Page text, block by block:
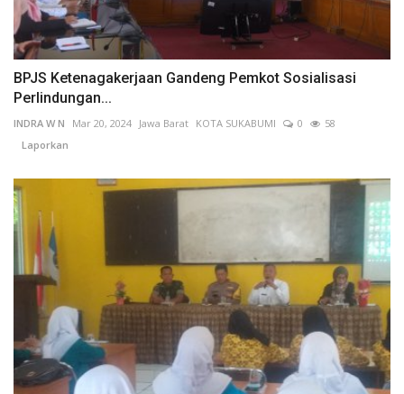
BPJS Ketenagakerjaan Gandeng Pemkot Sosialisasi
Perlindungan...
INDRA W N Mar 20, 2024 Jawa Barat KOTA SUKABUMI 0
58
Laporkan